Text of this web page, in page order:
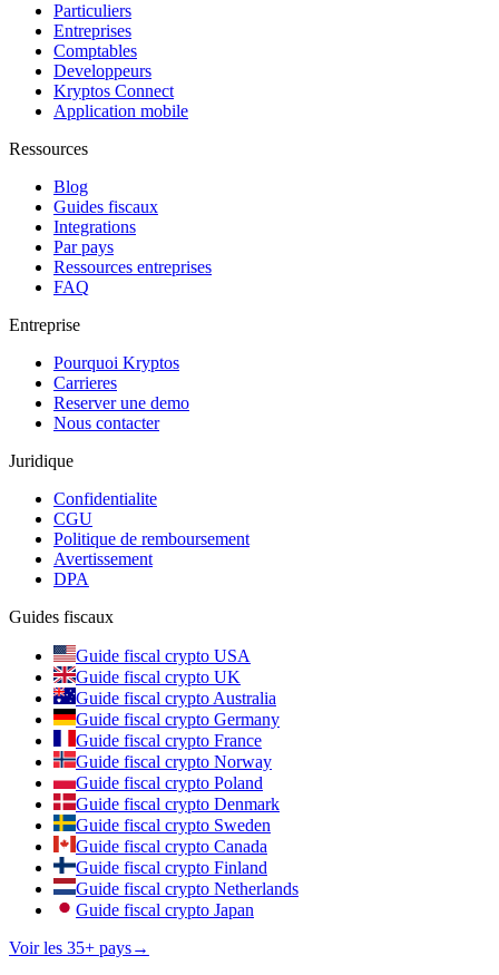
Particuliers
Entreprises
Comptables
Developpeurs
Kryptos Connect
Application mobile
Ressources
Blog
Guides fiscaux
Integrations
Par pays
Ressources entreprises
FAQ
Entreprise
Pourquoi Kryptos
Carrieres
Reserver une demo
Nous contacter
Juridique
Confidentialite
CGU
Politique de remboursement
Avertissement
DPA
Guides fiscaux
Guide fiscal crypto USA
Guide fiscal crypto UK
Guide fiscal crypto Australia
Guide fiscal crypto Germany
Guide fiscal crypto France
Guide fiscal crypto Norway
Guide fiscal crypto Poland
Guide fiscal crypto Denmark
Guide fiscal crypto Sweden
Guide fiscal crypto Canada
Guide fiscal crypto Finland
Guide fiscal crypto Netherlands
Guide fiscal crypto Japan
Voir les 35+ pays→